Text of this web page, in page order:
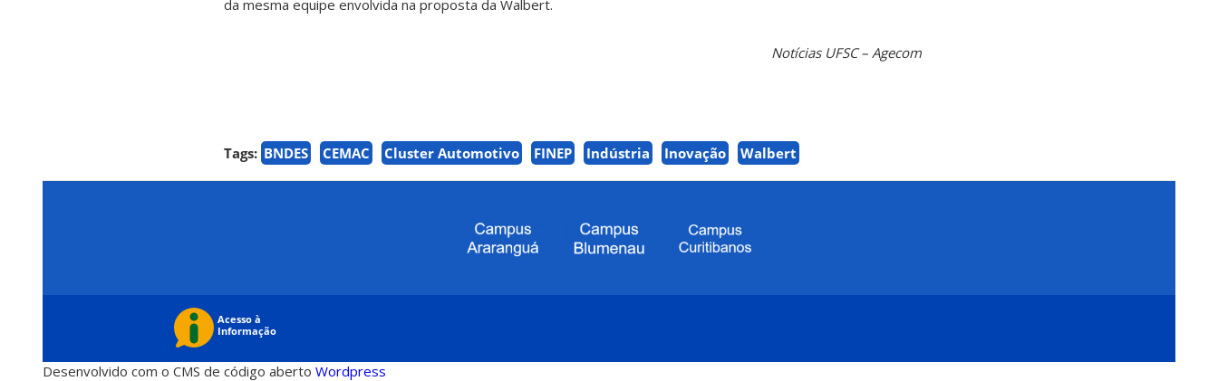
da mesma equipe envolvida na proposta da Walbert.
Notícias UFSC – Agecom
Tags: BNDES CEMAC Cluster Automotivo FINEP Indústria Inovação Walbert
Desenvolvido com o CMS de código aberto Wordpress